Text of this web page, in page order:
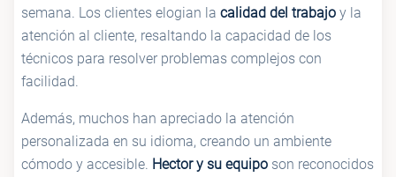
semana. Los clientes elogian la calidad del trabajo y la
atención al cliente, resaltando la capacidad de los
técnicos para resolver problemas complejos con
facilidad.
Además, muchos han apreciado la atención
personalizada en su idioma, creando un ambiente
cómodo y accesible. Hector y su equipo son reconocidos